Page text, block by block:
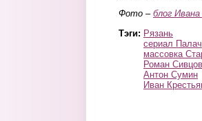
Фото – блог
Тэги: Рязань
сериал Палач
массовка
Роман Сивцов
Антон Сумин
Иван